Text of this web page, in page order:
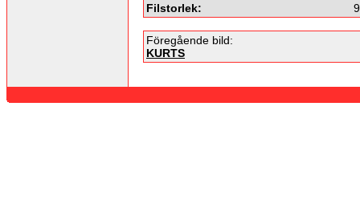
Filstorlek:
Föregående bild:
KURTS